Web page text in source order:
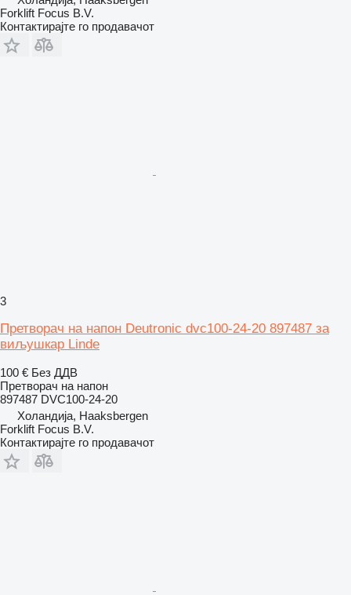
Forklift Focus B.V.
Контактирајте го продавачот
3
Претворач на напон Deutronic dvc100-24-20 897487 за
виљушкар Linde
100 € Без ДДВ
Претворач на напон
897487 DVC100-24-20
Холандија, Haaksbergen
Forklift Focus B.V.
Контактирајте го продавачот